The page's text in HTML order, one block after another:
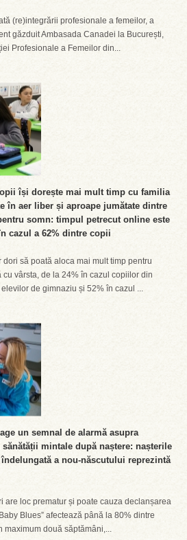
(re)integrării profesionale a femeilor, a
găzduit Ambasada Canadei la București,
Profesionale a Femeilor din...
își dorește mai mult timp cu familia
în aer liber și aproape jumătate dintre
somn: timpul petrecut online este
cazul a 62% dintre copii
să poată aloca mai mult timp pentru
vârsta, de la 24% în cazul copiilor din
de gimnaziu și 52% în cazul ...
un semnal de alarmă asupra
mintale după naștere: nașterile
a nou-născutului reprezintă
are loc prematur și poate cauza declanșarea
Blues” afectează până la 80% dintre
maximum două săptămâni,...